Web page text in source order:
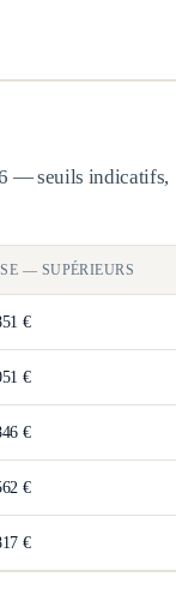
— seuils indicatifs,
— SUPÉRIEURS
€
€
€
€
€